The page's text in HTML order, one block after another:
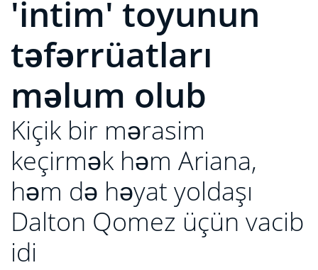
'intim' toyunun
təfərrüatları
məlum olub
Kiçik bir mərasim
keçirmək həm Ariana,
həm də həyat yoldaşı
Dalton Qomez üçün vacib
idi